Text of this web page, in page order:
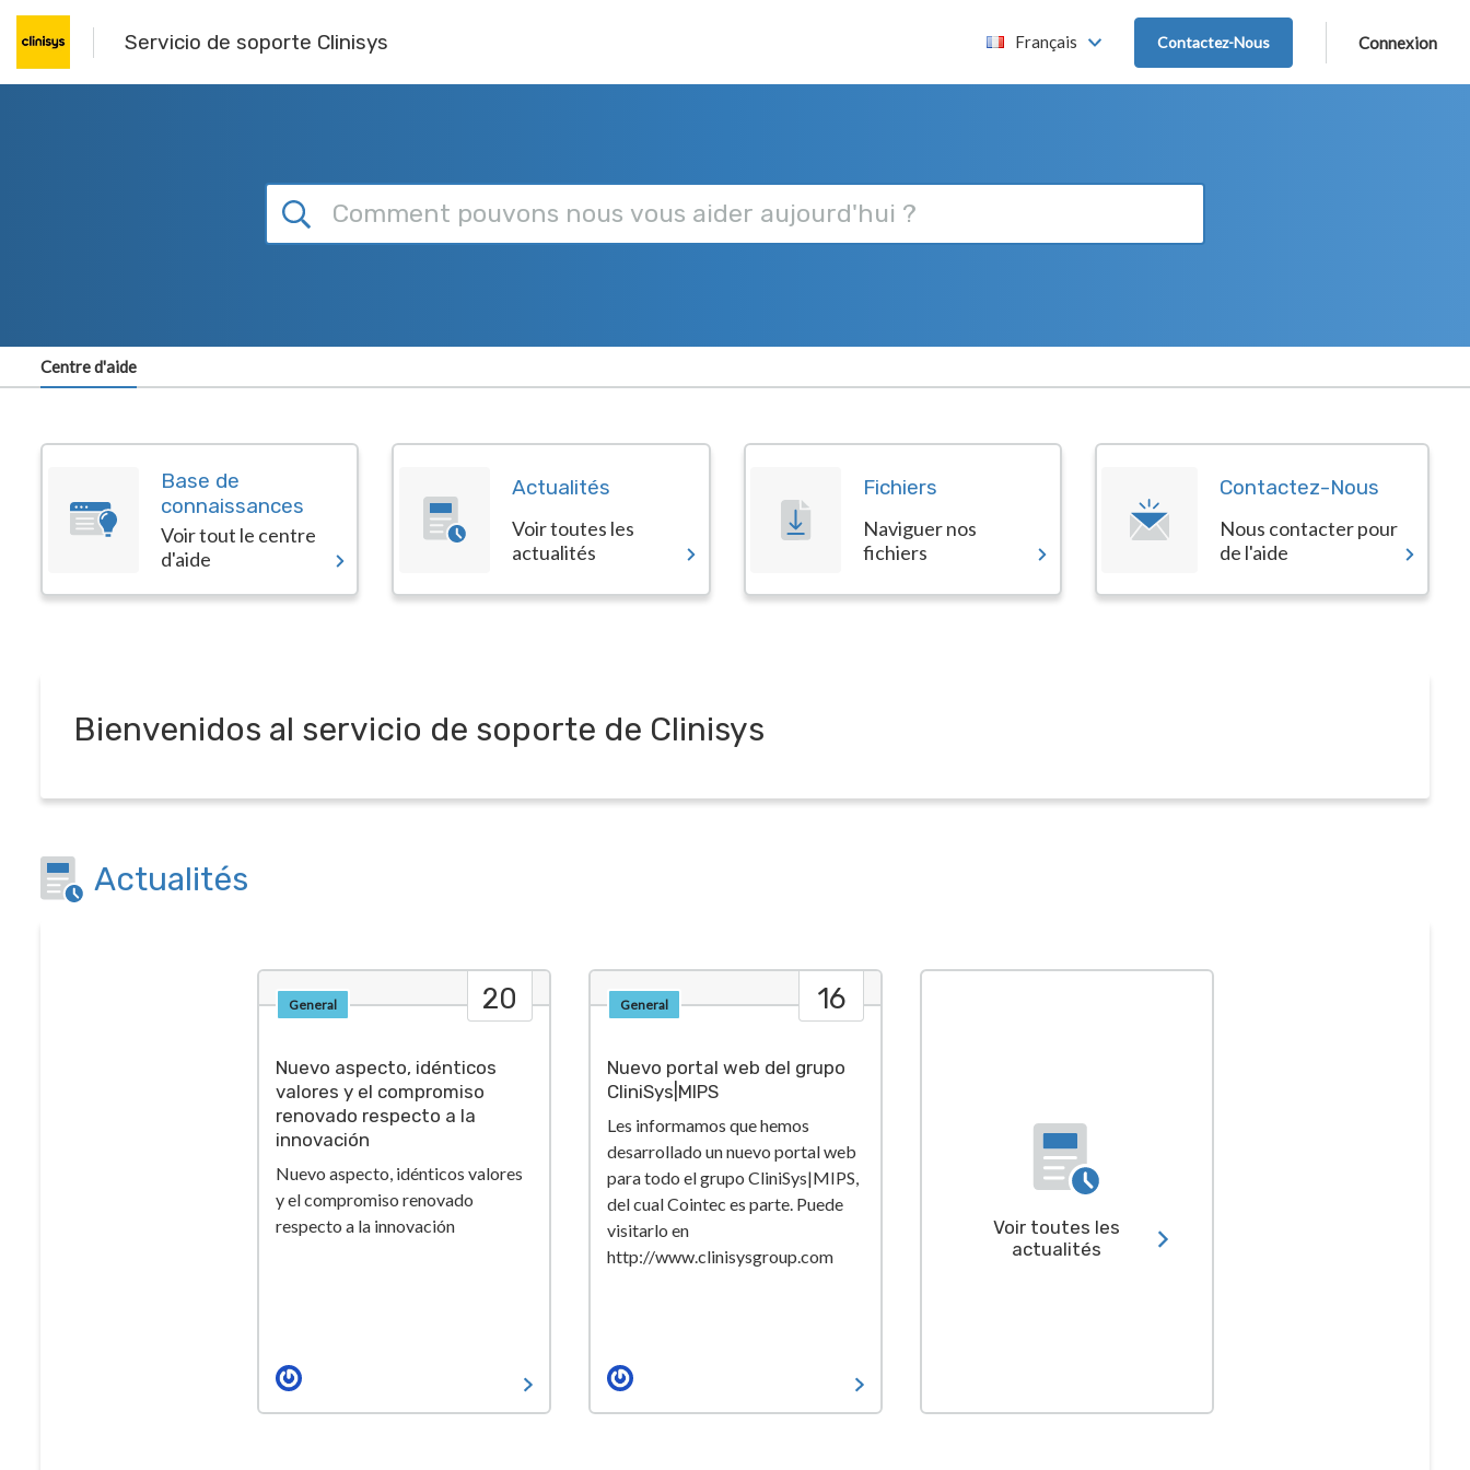
Passer au contenu principal
Servicio de soporte Clinisys Français Contactez-Nous Connexion
Centre d'aide
Base de
connaissances
Voir tout le centre
d'aide
Actualités
Voir toutes les
actualités
Fichiers
Naviguer nos
fichiers
Contactez-Nous
Nous contacter pour
de l'aide
Bienvenidos al servicio de soporte de Clinisys
Actualités
20
General
Nuevo aspecto, idénticos
valores y el compromiso
renovado respecto a la
innovación
Nuevo aspecto, idénticos valores
y el compromiso renovado
respecto a la innovación
16
General
Nuevo portal web del grupo
CliniSys|MIPS
Les informamos que hemos
desarrollado un nuevo portal web
para todo el grupo CliniSys|MIPS,
del cual Cointec es parte. Puede
visitarlo en
http://www.clinisysgroup.com
Voir toutes les
actualités